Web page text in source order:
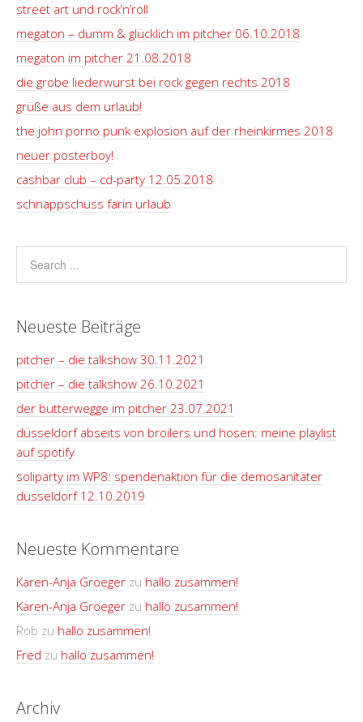
street art und rock’n’roll
megaton – dumm & glücklich im pitcher 06.10.2018
megaton im pitcher 21.08.2018
die grobe liederwurst bei rock gegen rechts 2018
grüße aus dem urlaub!
the john porno punk explosion auf der rheinkirmes 2018
neuer posterboy!
cashbar club – cd-party 12.05.2018
schnappschuss farin urlaub
Neueste Beiträge
pitcher – die talkshow 30.11.2021
pitcher – die talkshow 26.10.2021
der butterwegge im pitcher 23.07.2021
düsseldorf abseits von broilers und hosen: meine playlist
auf spotify
soliparty im WP8: spendenaktion für die demosanitäter
düsseldorf 12.10.2019
Neueste Kommentare
Karen-Anja Groeger zu hallo zusammen!
Karen-Anja Groeger zu hallo zusammen!
Rob zu hallo zusammen!
Fred zu hallo zusammen!
Archiv